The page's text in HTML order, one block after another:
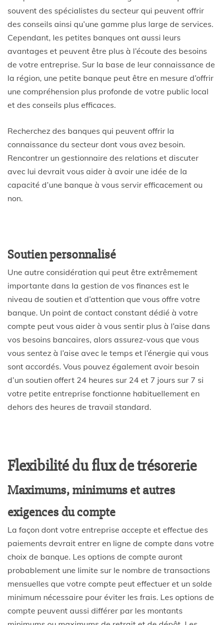
souvent des spécialistes du secteur qui peuvent offrir
des conseils ainsi qu’une gamme plus large de services.
Cependant, les petites banques ont aussi leurs
avantages et peuvent être plus à l’écoute des besoins
de votre entreprise. Sur la base de leur connaissance de
la région, une petite banque peut être en mesure d’offrir
une compréhension plus profonde de votre public local
et des conseils plus efficaces.
Recherchez des banques qui peuvent offrir la
connaissance du secteur dont vous avez besoin.
Rencontrer un gestionnaire des relations et discuter
avec lui devrait vous aider à avoir une idée de la
capacité d’une banque à vous servir efficacement ou
non.
Soutien personnalisé
Une autre considération qui peut être extrêmement
importante dans la gestion de vos finances est le
niveau de soutien et d’attention que vous offre votre
banque. Un point de contact constant dédié à votre
compte peut vous aider à vous sentir plus à l’aise dans
vos besoins bancaires, alors assurez-vous que vous
vous sentez à l’aise avec le temps et l’énergie qui vous
sont accordés. Vous pouvez également avoir besoin
d’un soutien offert 24 heures sur 24 et 7 jours sur 7 si
votre petite entreprise fonctionne habituellement en
dehors des heures de travail standard.
Flexibilité du flux de trésorerie
Maximums, minimums et autres
exigences du compte
La façon dont votre entreprise accepte et effectue des
paiements devrait entrer en ligne de compte dans votre
choix de banque. Les options de compte auront
probablement une limite sur le nombre de transactions
mensuelles que votre compte peut effectuer et un solde
minimum nécessaire pour éviter les frais. Les options de
compte peuvent aussi différer par les montants